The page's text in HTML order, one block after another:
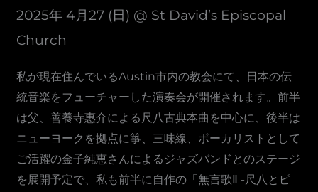
2025年 4月27 (日) @ St David’s Episcopal
Church
私が現在住んでいるAustin市内の教会にて、日本の伝
統音楽をフューチャーした演奏会が開催されます。前半
は父、善養寺惠介による尺八古典本曲を中心に、後半は
ニューヨークを拠点に箏、三味線、ボーカリストとして
ご活躍の金子純恵さんによるジャズバンドとのステージ
を展開予定で、私も前半に自作の「無言歌Ⅱ -尺八とピ